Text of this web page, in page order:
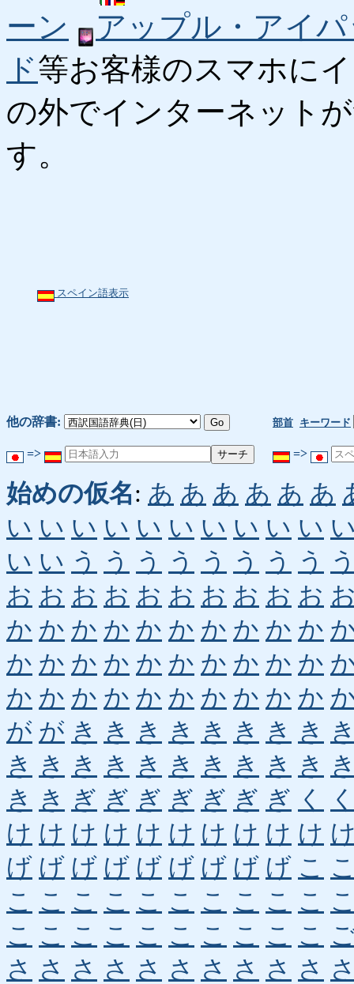
ーン
アップル・アイ
ド等お客様のスマホに
の外でインターネット
す。
スペイン語表示
他の辞書: 部首 キーワード
=> =>
始めの仮名: あ あ あ あ あ あ
い い い い い い い い い い
い い う う う う う う う う
お お お お お お お お お お
か か か か か か か か か か
か か か か か か か か か か
か か か か か か か か か か
が が き き き き き き き き
き き き き き き き き き き
き き ぎ ぎ ぎ ぎ ぎ ぎ ぎ く
け け け け け け け け け け
げ げ げ げ げ げ げ げ げ こ
こ こ こ こ こ こ こ こ こ こ
こ こ こ こ こ こ こ こ こ こ
さ さ さ さ さ さ さ さ さ さ